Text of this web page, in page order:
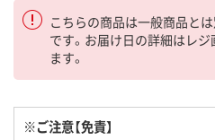
こちらの商品は一般商品と
です。お届け日の詳細はレ
ます。
※ご注意【免責】